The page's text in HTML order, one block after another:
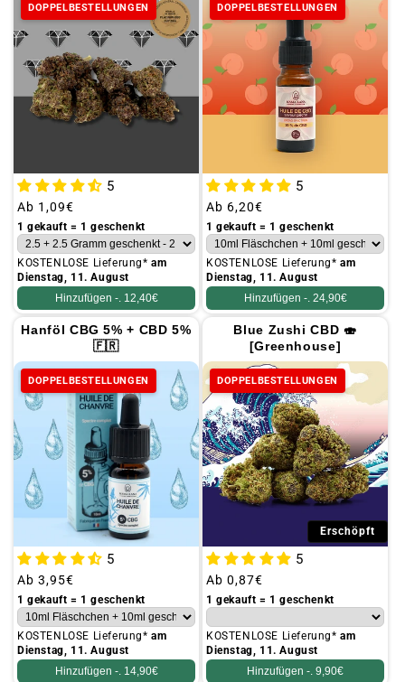
DOPPELBESTELLUNGEN
5
Üblicher
Preis
Ab 1,09€
1 gekauft = 1 geschenkt
KOSTENLOSE Lieferung*am
Dienstag, 11. August
Hinzufügen -. 12,40€
DOPPELBESTELLUNGEN
5
Üblicher
Preis
Ab 6,20€
1 gekauft = 1 geschenkt
KOSTENLOSE Lieferung*am
Dienstag, 11. August
Hinzufügen -. 24,90€
Hanföl CBG 5% + CBD 5%
🇫🇷
DOPPELBESTELLUNGEN
5
Üblicher
Preis
Ab 3,95€
1 gekauft = 1 geschenkt
KOSTENLOSE Lieferung*am
Dienstag, 11. August
Hinzufügen -. 14,90€
Blue Zushi CBD 🍣
[Greenhouse]
DOPPELBESTELLUNGEN
Erschöpft
5
Üblicher
Preis
Ab 0,87€
1 gekauft = 1 geschenkt
KOSTENLOSE Lieferung*am
Dienstag, 11. August
Hinzufügen -. 9,90€